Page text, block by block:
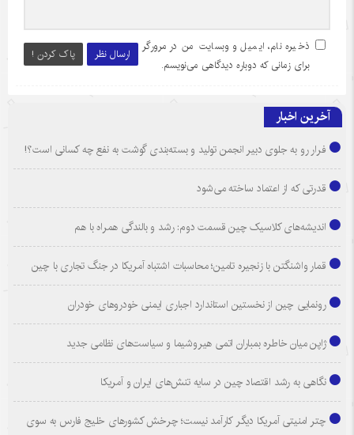
ارسال نظر پاک کردن !
ذخیره نام، ایمیل و وبسایت من در مرورگر
برای زمانی که دوباره دیدگاهی می‌نویسم.
آخرین اخبار
فرار رو به جلوی دبیر انجمن تولید و بسته‌بندی گوشت به نفع چه کسانی است؟!
قدرتی که از اعتماد ساخته می‌شود
اندیشه‌های کلاسیک چین قسمت دوم: رشد و بالندگی همراه با هم
قمار واشنگتن با زنجیره تامین؛ محاسبات اشتباه آمریکا در جنگ تجاری با چین
رونمایی چین از نخستین استاندارد اجباری ایمنی خودروهای خودران
ژاپن میان خاطره بمباران اتمی هیروشیما و سیاست‌های نظامی جدید
نگاهی به رشد اقتصاد چین در سایه تنش‌های ایران و آمریکا
چتر امنیتی آمریکا دیگر کارآمد نیست؛ چرخش کشورهای خلیج فارس به سوی